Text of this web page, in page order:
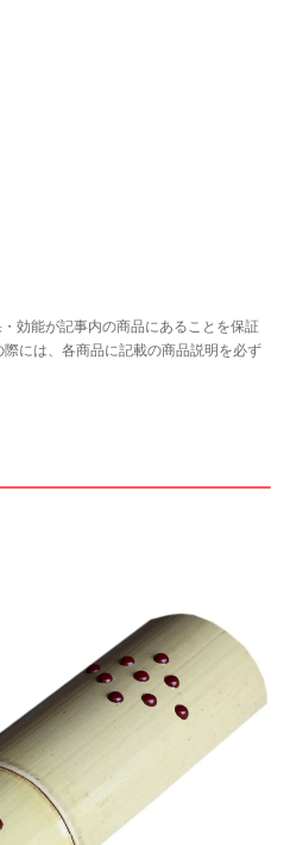
効能が記事内の商品にあることを保証
には、各商品に記載の商品説明を必ず